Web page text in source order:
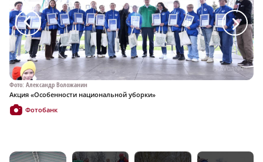
Фото: Александр Воложанин
Акция «Особенности национальной уборки»
Фотобанк
a a